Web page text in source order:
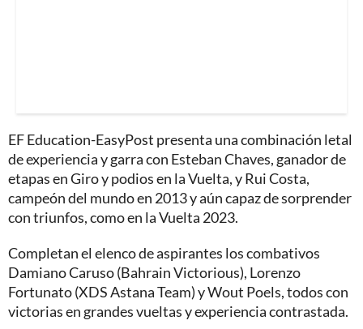
EF Education-EasyPost presenta una combinación letal
de experiencia y garra con Esteban Chaves, ganador de
etapas en Giro y podios en la Vuelta, y Rui Costa,
campeón del mundo en 2013 y aún capaz de sorprender
con triunfos, como en la Vuelta 2023.
Completan el elenco de aspirantes los combativos
Damiano Caruso (Bahrain Victorious), Lorenzo
Fortunato (XDS Astana Team) y Wout Poels, todos con
victorias en grandes vueltas y experiencia contrastada.